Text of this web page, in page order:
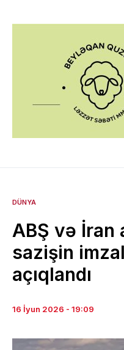
DÜNYA
ABŞ və İran
sazişin
açıqlandı
16 İyun 2026 - 19:09